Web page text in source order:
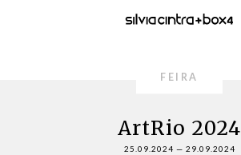
FEIRA
ArtRio 2024
25.09.2024 — 29.09.2024